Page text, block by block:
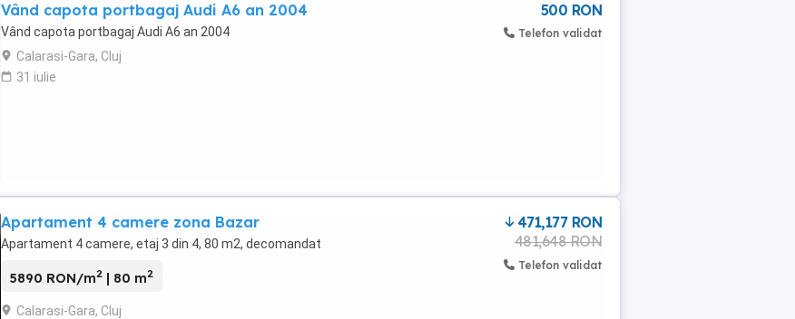
Vând capota portbagaj Audi A6 an 2004
Vând capota portbagaj Audi A6 an 2004
Calarasi-Gara, Cluj
31 iulie
500 RON
Telefon validat
Apartament 4 camere zona Bazar
Apartament 4 camere, etaj 3 din 4, 80 m2, decomandat
5890 RON/m2 | 80 m2
Calarasi-Gara, Cluj
471,177 RON
481,648 RON
Telefon validat